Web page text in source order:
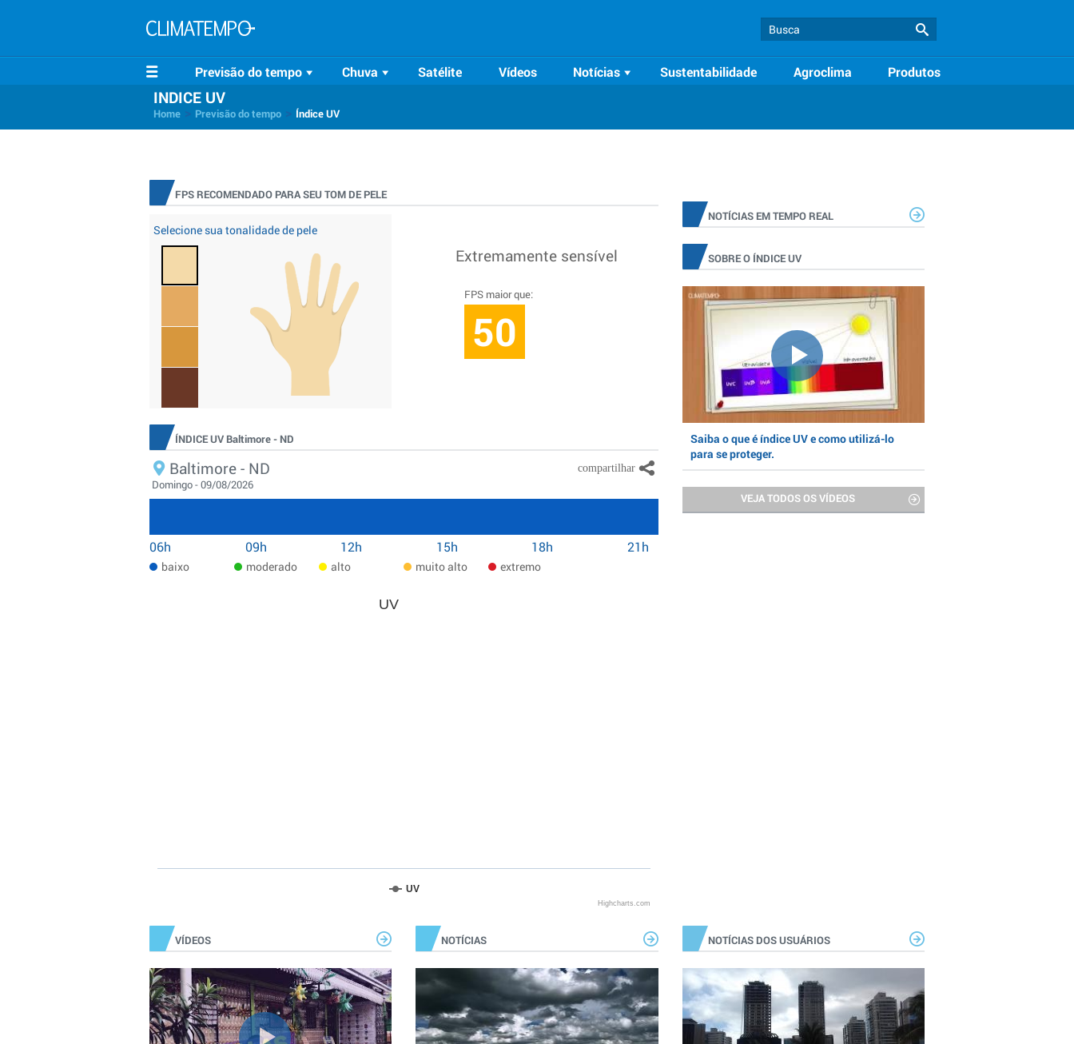
Previsão do tempo Chuva Satélite Vídeos Notícias Sustentabilidade Agroclima Produtos
INDICE UV
Home Previsão do tempo Índice UV
FPS RECOMENDADO PARA SEU TOM DE PELE
Selecione sua tonalidade de pele
Extremamente sensível
FPS maior que:
50
ÍNDICE UV Baltimore - ND
Baltimore - ND
Domingo - 09/08/2026
06h 09h 12h 15h 18h 21h
baixo moderado alto muito alto extremo
UV
UV
Highcharts.com
NOTÍCIAS EM TEMPO REAL
SOBRE O ÍNDICE UV
Saiba o que é índice UV e como utilizá-lo
para se proteger.
VEJA TODOS OS VÍDEOS
VÍDEOS NOTÍCIAS NOTÍCIAS DOS USUÁRIOS